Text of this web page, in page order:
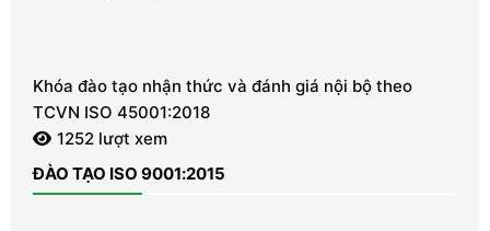
Khóa đào tạo nhận thức và đánh giá nội bộ theo
TCVN ISO 45001:2018
1252 lượt xem
ĐÀO TẠO ISO 9001:2015